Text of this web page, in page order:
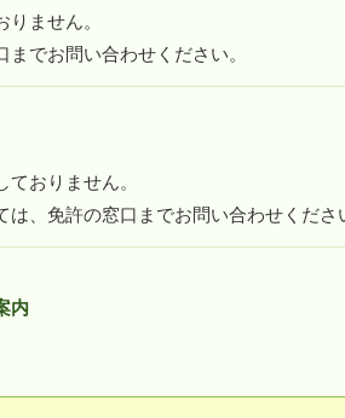
ません。
でお問い合わせください。
おりません。
、免許の窓口までお問い合わせくださ
内